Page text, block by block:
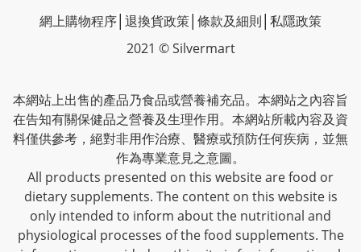
網上購物程序 退換貨政策 條款及細則 私隱政策
2021 © Silvermart
本網站上出售的產品乃食品或營養補充品。本網站之內容旨
在告知有關保健品之營養及生理作用。本網站所載內容及資
料僅供參考，絕對非用作治療、醫療或預防任何疾病，並無
作為專業意見之意圖。
All products presented on this website are food or
dietary supplements. The content on this website is
only intended to inform about the nutritional and
physiological processes of the food supplements. The